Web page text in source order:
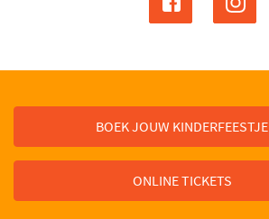
BOEK JOUW KINDERFEESTJE
ONLINE TICKETS